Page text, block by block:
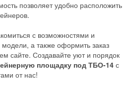
позволяет удобно расположить
с возможностями и
а также оформить заказ
сайте. Создавайте уют и порядок
площадку под ТБО-14 с
от нас!